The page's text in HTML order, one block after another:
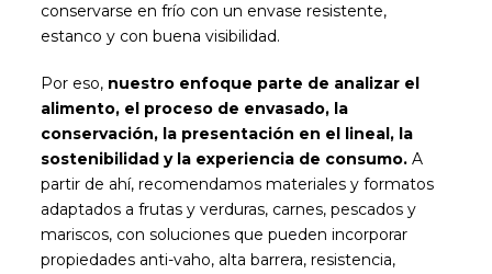
conservarse en frío con un envase resistente,
estanco y con buena visibilidad.
Por eso, nuestro enfoque parte de analizar el
alimento, el proceso de envasado, la
conservación, la presentación en el lineal, la
sostenibilidad y la experiencia de consumo. A
partir de ahí, recomendamos materiales y formatos
adaptados a frutas y verduras, carnes, pescados y
mariscos, con soluciones que pueden incorporar
propiedades anti-vaho, alta barrera, resistencia,